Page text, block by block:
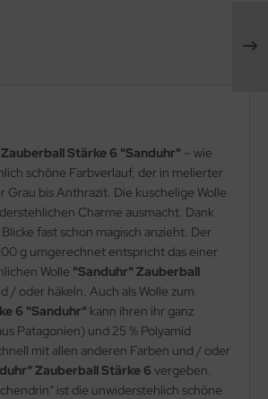
Zauberball Stärke 6 "Sanduhr" – wie
schöne Farbverlauf, der in melierter
bis Anthrazit. Die kuschelige Wolle
Charme ausmacht. Dank
fast schon magisch anzieht. Der
g umgerechnet entspricht das einer
Wolle "Sanduhr" Zauberball
/ oder häkeln. Auch als Wolle zum
6 "Sanduhr" kann ihren ihr ganz
Patagonien) und 25 % Polyamid
mit allen anderen Farben und / oder
ZauberballStärke 6 vergeben.
ist die unwiderstehlich schöne